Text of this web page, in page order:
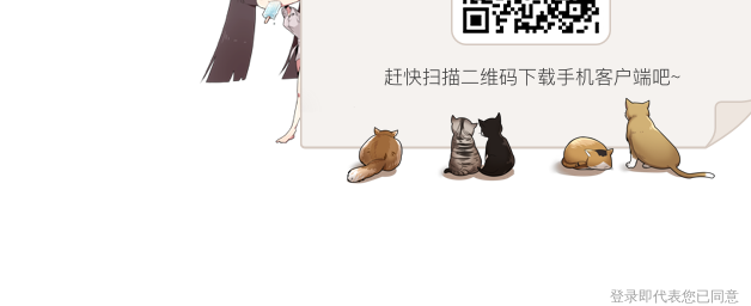
登录即代表您已同意